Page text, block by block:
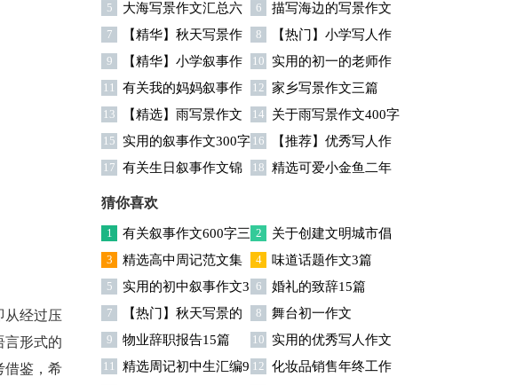
从经过压
言形式的
借鉴，希
集锦10篇
5
大海写景作文汇总六
篇
6 描写海边的写景作文
7
【精华】秋天写景作
文600字3篇
8
【热门】小学写人作
文300字合集八篇
9
【精华】小学叙事作
文600字4篇
10 实用的初一的老师作
文300字4篇
11
有关我的妈妈叙事作
文8篇
12 家乡写景作文三篇
13
【精选】雨写景作文
四篇
14
关于雨写景作文400字
3篇
15 实用的叙事作文300字
4篇
16
【推荐】优秀写人作
文400字汇编5篇
17 有关生日叙事作文锦
集九篇
18 精选可爱小金鱼二年
猜你喜欢
1
有关叙事作文600字三
篇
2
关于创建文明城市倡
议书
3
精选高中周记范文集
锦六篇
4 味道话题作文3篇
5
实用的初中叙事作文3
篇
6 婚礼的致辞15篇
7
【热门】秋天写景的
作文五篇
8 舞台初一作文
9 物业辞职报告15篇 10 实用的优秀写人作文
300字汇编7篇
11
精选周记初中生汇编9 12 化妆品销售年终工作